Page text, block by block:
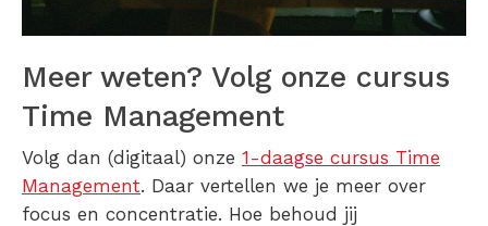
Meer weten? Volg onze cursus
Time Management
Volg dan (digitaal) onze 1-daagse cursus Time
Management. Daar vertellen we je meer over
focus en concentratie. Hoe behoud jij